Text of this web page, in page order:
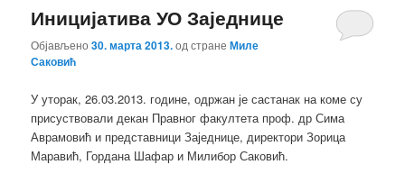
садржај
садржај
Иницијатива УО Заједнице
Објављено30. марта 2013.од странеМиле
Саковић
У уторак, 26.03.2013. године, одржан је састанак на коме су
присуствовали декан Правног факултета проф. др Сима
Аврамовић и представници Заједнице, директори Зорица
Маравић, Гордана Шафар и Милибор Саковић.